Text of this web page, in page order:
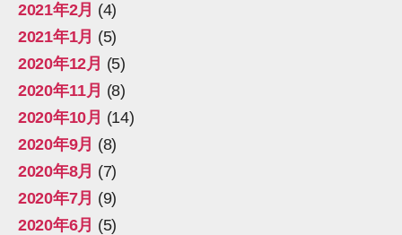
2021年2月 (4)
2021年1月 (5)
2020年12月 (5)
2020年11月 (8)
2020年10月 (14)
2020年9月 (8)
2020年8月 (7)
2020年7月 (9)
2020年6月 (5)